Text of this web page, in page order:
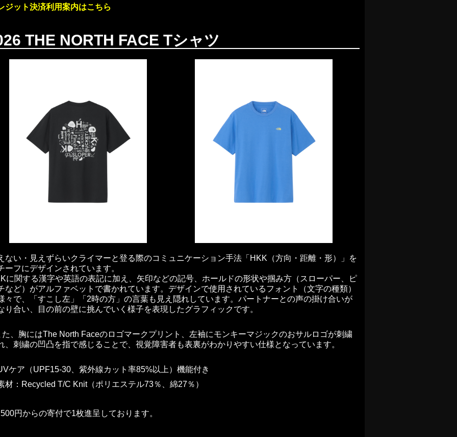
ジット決済利用案内はこちら
THE NORTH FACE Tシャツ
ない・見えずらいクライマーと登る際のコミュニケーション手法「HKK（方向・距離・形）」を
ーフにデザインされています。
に関する漢字や英語の表記に加え、矢印などの記号、ホールドの形状や掴み方（スローパー、ピ
など）がアルファベットで書かれています。デザインで使用されているフォント（文字の種類）
々で、「すこし左」「2時の方」の言葉も見え隠れしています。パートナーとの声の掛け合いが
り合い、目の前の壁に挑んでいく様子を表現したグラフィックです。
、胸にはThe North Faceのロゴマークプリント、左袖にモンキーマジックのおサルロゴが刺繍
、刺繍の凹凸を指で感じることで、視覚障害者も表裏がわかりやすい仕様となっています。
ケア（UPF15-30、紫外線カット率85%以上）機能付き
材：Recycled T/C Knit（ポリエステル73％、綿27％）
円からの寄付で1枚進呈しております。